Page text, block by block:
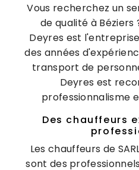
Vous recherchez un
de qualité à Béziers
Deyres est
des années
transport de
Deyres est
professionnalisme
Des chauffeurs
Les chauffeurs de
sont des